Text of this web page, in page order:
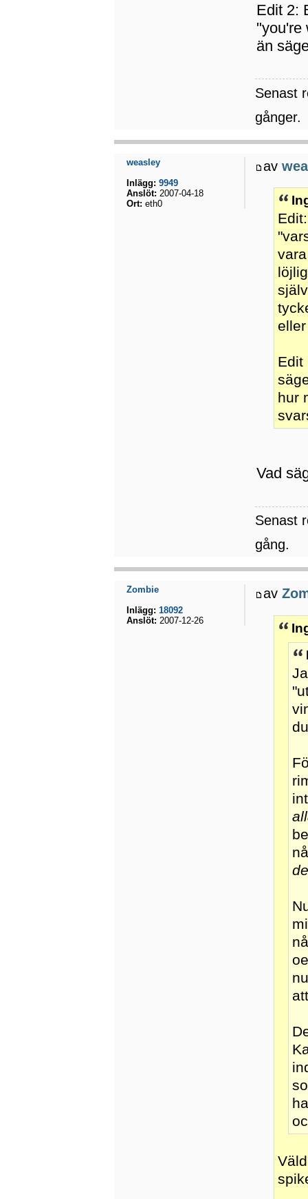
Edit 2:
"you're
än
Senast
gånger.
av
Edit
hur
Vad
Senast
gång.
weasley
Inlägg: 9949
Anslöt: 2007-04-18
Ort: eth0
av
Zombie
Inlägg: 18092
Anslöt: 2007-12-26